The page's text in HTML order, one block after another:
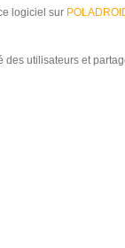
logiciel sur
utilisateurs et